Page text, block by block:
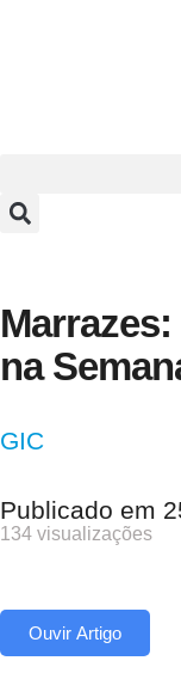
na
GIC
Publicado em
134 visualizações
Ouvir Artigo